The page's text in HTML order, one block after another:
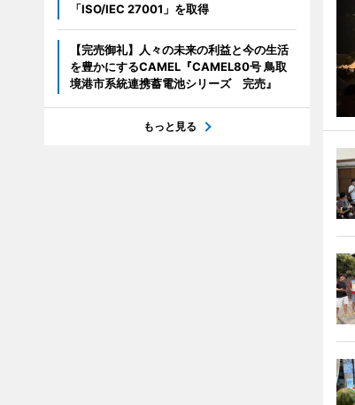
「ISO/IEC 27001」を取得
【完売御礼】人々の未来の利益と今の生活
を豊かにするCAMEL『CAMEL80号 鳥取
境港市系統連携蓄電池シリーズ 完売』
もっと見る